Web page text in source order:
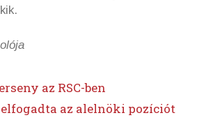
az RSC-ben
az alelnöki pozíciót